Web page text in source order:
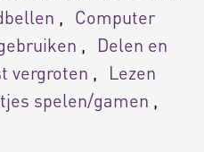
Computer
Delen en
vergroten
Lezen
spelen/gamen